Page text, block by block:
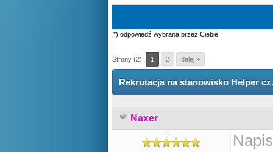
*) odpowiedź wybrana przez Ciebie
Strony (2): 1 2 dalej »
Rekrutacja na stanowisko Helper
Naxer
-._.-